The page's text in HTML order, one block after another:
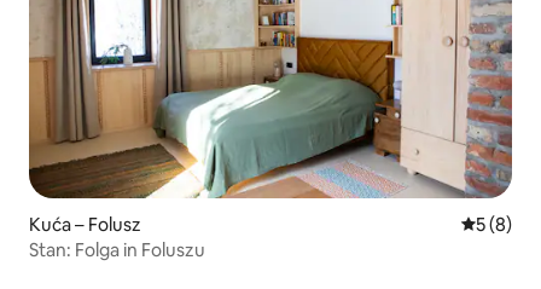
Kuća – Folusz
5 (8)
Stan: Folga in Foluszu